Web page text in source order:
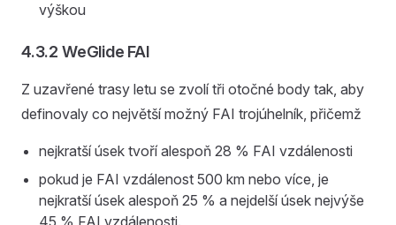
výškou
4.3.2 WeGlide FAI
Z uzavřené trasy letu se zvolí tři otočné body tak, aby
definovaly co největší možný FAI trojúhelník, přičemž
nejkratší úsek tvoří alespoň 28 % FAI vzdálenosti
pokud je FAI vzdálenost 500 km nebo více, je
nejkratší úsek alespoň 25 % a nejdelší úsek nejvýše
45 % FAI vzdálenosti.